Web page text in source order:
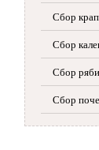
Сбор
Сбор
Сбор
Сбор